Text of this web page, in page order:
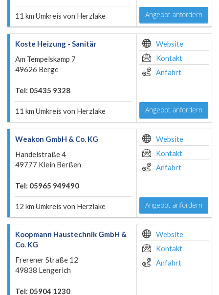
11 km Umkreis von Herzlake Angebot anfordern
Koste Heizung - Sanitär
Am Tempelskamp 7
49626 Berge
Tel: 05435 9328
11 km Umkreis von Herzlake
Website
Kontakt
Anfahrt
Angebot anfordern
Weakon GmbH & Co. KG
Handelstraße 4
49777 Klein Berßen
Tel: 05965 949490
12 km Umkreis von Herzlake
Website
Kontakt
Anfahrt
Angebot anfordern
Koopmann Haustechnik GmbH &
Co. KG
Frerener Straße 12
49838 Lengerich
Tel: 05904 1230
Website
Kontakt
Anfahrt